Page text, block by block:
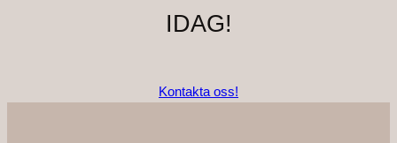
IDAG!
Kontakta oss!